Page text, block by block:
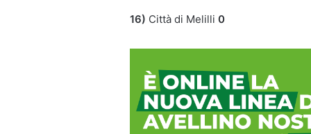
16) Città di Melilli 0